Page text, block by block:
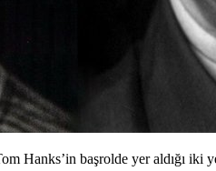
Hanks’in başrolde yer aldığı